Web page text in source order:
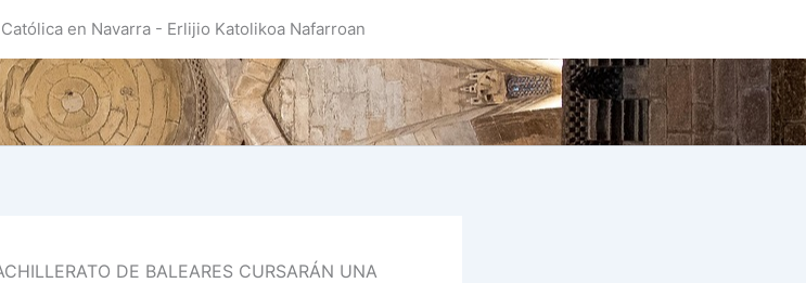
en Navarra - Erlijio Katolikoa Nafarroan
DE BALEARES CURSARÁN UNA